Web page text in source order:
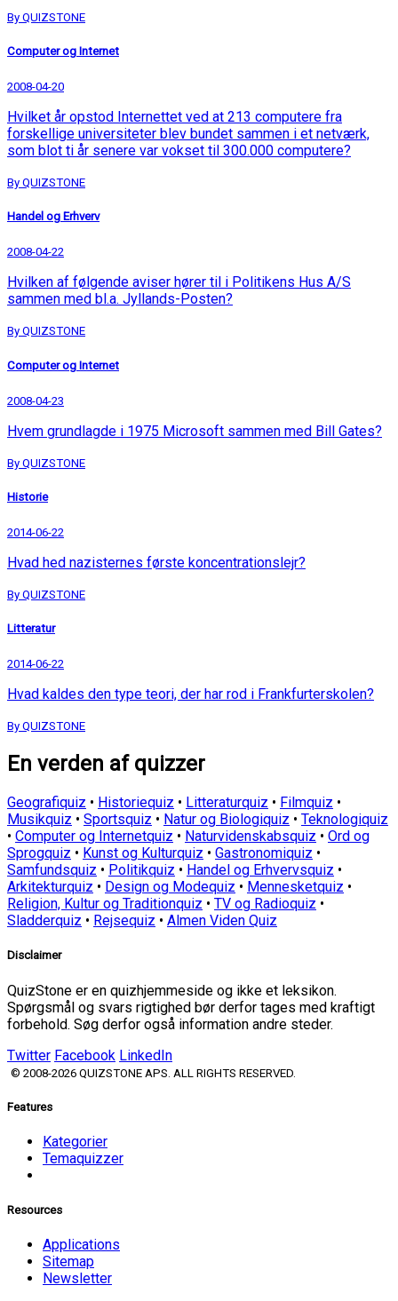
By QUIZSTONE
Computer og Internet
2008-04-20
Hvilket år opstod Internettet ved at 213 computere fra
forskellige universiteter blev bundet sammen i et netværk,
som blot ti år senere var vokset til 300.000 computere?
By QUIZSTONE
Handel og Erhverv
2008-04-22
Hvilken af følgende aviser hører til i Politikens Hus A/S
sammen med bl.a. Jyllands-Posten?
By QUIZSTONE
Computer og Internet
2008-04-23
Hvem grundlagde i 1975 Microsoft sammen med Bill Gates?
By QUIZSTONE
Historie
2014-06-22
Hvad hed nazisternes første koncentrationslejr?
By QUIZSTONE
Litteratur
2014-06-22
Hvad kaldes den type teori, der har rod i Frankfurterskolen?
By QUIZSTONE
En verden af quizzer
Geografiquiz • Historiequiz • Litteraturquiz • Filmquiz •
Musikquiz • Sportsquiz • Natur og Biologiquiz • Teknologiquiz
• Computer og Internetquiz • Naturvidenskabsquiz • Ord og
Sprogquiz • Kunst og Kulturquiz • Gastronomiquiz •
Samfundsquiz • Politikquiz • Handel og Erhvervsquiz •
Arkitekturquiz • Design og Modequiz • Mennesketquiz •
Religion, Kultur og Traditionquiz • TV og Radioquiz •
Sladderquiz • Rejsequiz • Almen Viden Quiz
Disclaimer
QuizStone er en quizhjemmeside og ikke et leksikon.
Spørgsmål og svars rigtighed bør derfor tages med kraftigt
forbehold. Søg derfor også information andre steder.
Twitter Facebook LinkedIn
© 2008-2026 QUIZSTONE APS. ALL RIGHTS RESERVED.
Features
Kategorier
Temaquizzer
Resources
Applications
Sitemap
Newsletter